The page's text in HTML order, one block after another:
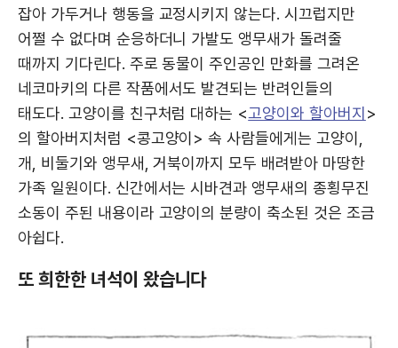
잡아 가두거나 행동을 교정시키지 않는다. 시끄럽지만
어쩔 수 없다며 순응하더니 가발도 앵무새가 돌려줄
때까지 기다린다. 주로 동물이 주인공인 만화를 그려온
네코마키의 다른 작품에서도 발견되는 반려인들의
태도다. 고양이를 친구처럼 대하는 <고양이와 할아버지>
의 할아버지처럼 <콩고양이> 속 사람들에게는 고양이,
개, 비둘기와 앵무새, 거북이까지 모두 배려받아 마땅한
가족 일원이다. 신간에서는 시바견과 앵무새의 종횡무진
소동이 주된 내용이라 고양이의 분량이 축소된 것은 조금
아쉽다.
또 희한한 녀석이 왔습니다